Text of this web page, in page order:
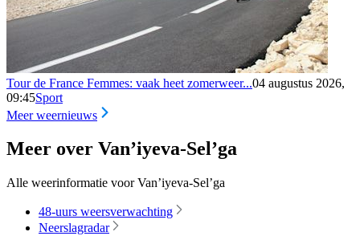
Tour de France Femmes: vaak heet zomerweer...04 augustus 2026,
09:45Sport
Meer weernieuws
Meer over Van’iyeva-Sel’ga
Alle weerinformatie voor Van’iyeva-Sel’ga
48-uurs weersverwachting
Neerslagradar